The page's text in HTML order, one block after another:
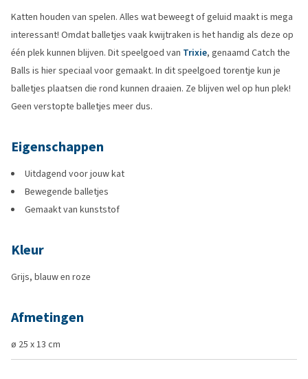
Katten houden van spelen. Alles wat beweegt of geluid maakt is mega
interessant! Omdat balletjes vaak kwijtraken is het handig als deze op
één plek kunnen blijven. Dit speelgoed van Trixie, genaamd Catch the
Balls is hier speciaal voor gemaakt. In dit speelgoed torentje kun je
balletjes plaatsen die rond kunnen draaien. Ze blijven wel op hun plek!
Geen verstopte balletjes meer dus.
Eigenschappen
Uitdagend voor jouw kat
Bewegende balletjes
Gemaakt van kunststof
Kleur
Grijs, blauw en roze
Afmetingen
ø 25 x 13 cm